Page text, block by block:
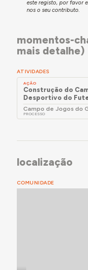
este registo, por favor
nos o seu contributo.
momentos-
mais detalhe)
ATIVIDADES
AÇÃO
Construção do
Desportivo do
Campo de Jogos do
PROCESSO
localização
COMUNIDADE